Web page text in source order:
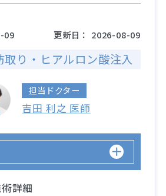
09 更新日： 2026-08-09
取り・ヒアルロン酸注入
担当ドクター
吉田 利之 医師
詳細